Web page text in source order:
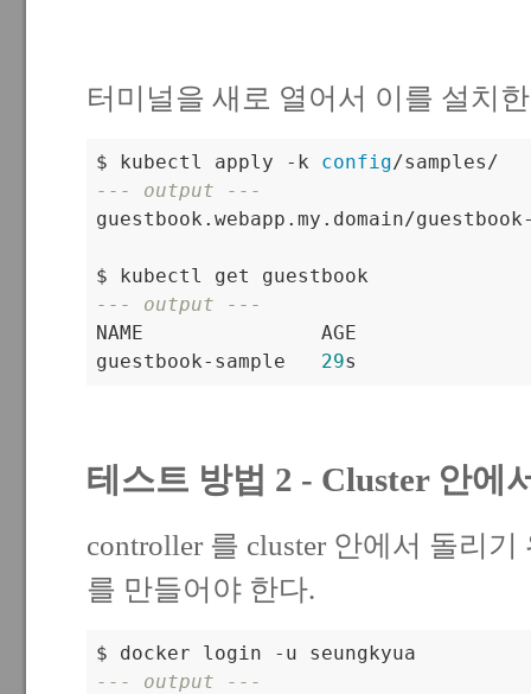
터미널을 새로 열어서 이를 설치
$ kubectl apply -k config
--- output ---
guestbook.webapp.my.domain/
--- output ---
NAME               AGE
guestbook-sample 29s
테스트 방법 2 - Cluster 안에
controller 를 cluster 안에서 돌리
를 만들어야 한다.
--- output ---